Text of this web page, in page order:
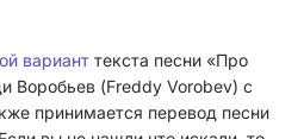
вариант текста песни «Про
(Freddy Vorobev) с
принимается перевод песни